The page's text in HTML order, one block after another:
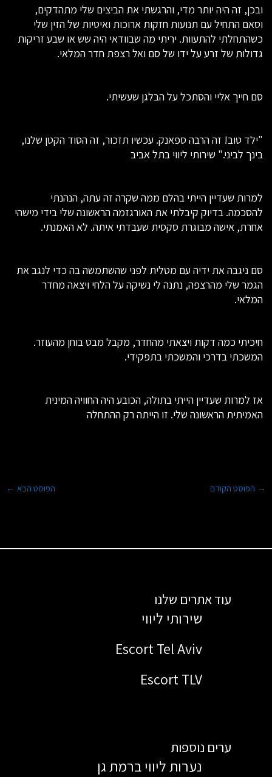
ובכן, זה היה יותר מדי, והרגשתי את הביצים שלי מתהדקים,
וסאם התחיל עם תנועות חזקות ארוכות ואיטיות של הזין שלי
כשהתחלתי להתעוות. יריתי מה שבוודאי היה שש או שבע זריקות
גדולות של זרע על ידו של סם ואל רצפת חדר המלאי.
סם חייך אליי והסתכל על הבלגן שעשיתי.
"ילד טוב! זה הרבה ספאנק. עכשיו תזכור, זה הסוד הקטן שלנו,
בינך לביני." שירותי ליווי בתל אביב
למרות שעדיין הייתי בהלם ממה שקרה זה עתה, הנהנתי
להסכמה. בדיוק קיבלתי את האורגזמה הראשונה שלי בידי מישהי
אחרת, אישה מבוגרת סקסית שעבדתי איתה. לא האמנתי.
סם ניגבה את ידיה עם מטלית לפני שהשתמשה בה כדי לנגב את
הגמר שלי מהרצפה, נתנה לי נשיקה על הלחי ויצאה מחדר
המלאי.
חיכיתי כמה דקות ויצאתי מהחדר, מקבל מבט בוחן מהעוזר.
המשכתי בדרכי והמשכתי בתפקידי.
אז למרות שעדיין הייתי בתולה, הכובע היה החוויה המינית
האמיתית הראשונה שלי. זו הייתה רק ההתחלה
→ הפוסט הקודם הפוסט הבא ←
עוד אתרים שלנו
שירותי ליווי
Escort Tel Aviv
Escort TLV
ערים נוספות
נערות ליווי ברמת גן